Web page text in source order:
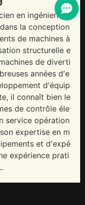
en ingénierie p
la conception
de machines à
structurelle e
de diverti
années d'e
d'équip
il connaît bien le
de contrôle éle
service opération
expertise en m
et d'expé
expérience prati